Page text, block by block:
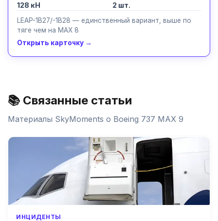
128 кН 2 шт.
LEAP-1B27/-1B28 — единственный вариант, выше по
тяге чем на MAX 8
Открыть карточку →
📚 Связанные статьи
Материалы SkyMoments о Boeing 737 MAX 9
ИНЦИДЕНТЫ